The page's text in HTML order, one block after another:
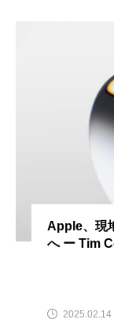
Apple、現
へ ー Tim
2025.02.14